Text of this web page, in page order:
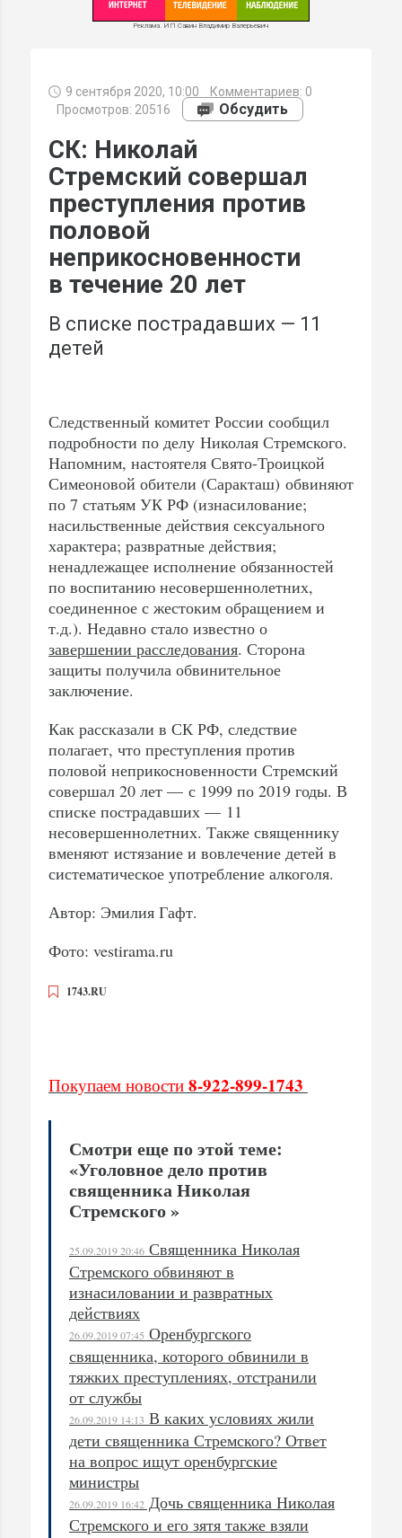
Реклама. ИП Савин Владимир Валерьевич
9 сентября 2020, 10:00 Комментариев: 0
Просмотров: 20516
Обсудить
СК: Николай
Стремский совершал
преступления против
половой
неприкосновенности
в течение 20 лет
В списке пострадавших — 11
детей
Следственный комитет России сообщил
подробности по делу Николая Стремского.
Напомним, настоятеля Свято-Троицкой
Симеоновой обители (Саракташ) обвиняют
по 7 статьям УК РФ (изнасилование;
насильственные действия сексуального
характера; развратные действия;
ненадлежащее исполнение обязанностей
по воспитанию несовершеннолетних,
соединенное с жестоким обращением и
т.д.). Недавно стало известно о
завершении расследования. Сторона
защиты получила обвинительное
заключение.
Как рассказали в СК РФ, следствие
полагает, что преступления против
половой неприкосновенности Стремский
совершал 20 лет — с 1999 по 2019 годы. В
списке пострадавших — 11
несовершеннолетних. Также священнику
вменяют истязание и вовлечение детей в
систематическое употребление алкоголя.
Автор: Эмилия Гафт.
Фото: vestirama.ru
1743.RU
Покупаем новости 8-922-899-1743
Смотри еще по этой теме:
«Уголовное дело против
священника Николая
Стремского »
25.09.2019 20:46 Священника Николая
Стремского обвиняют в
изнасиловании и развратных
действиях
26.09.2019 07:45 Оренбургского
священника, которого обвинили в
тяжких преступлениях, отстранили
от службы
26.09.2019 14:13 В каких условиях жили
дети священника Стремского? Ответ
на вопрос ищут оренбургские
министры
26.09.2019 16:42 Дочь священника Николая
Стремского и его зятя также взяли